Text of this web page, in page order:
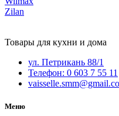
Zilan
Товары для кухни и дома
ул. Петрикань 88/1
Телефон: 0 603 7 55 11
Меню